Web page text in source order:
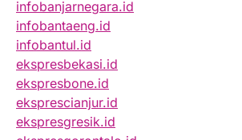
infobanjarnegara.id
infobantaeng.id
infobantul.id
ekspresbekasi.id
ekspresbone.id
eksprescianjur.id
ekspresgresik.id